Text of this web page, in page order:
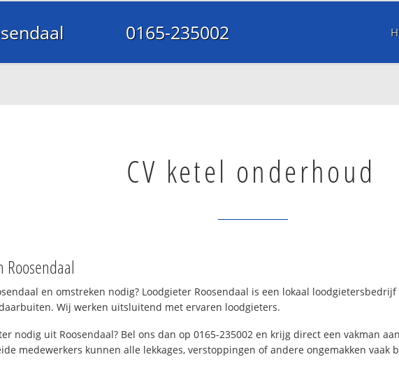
0165-235002
CV ketel onderhoud
Roosendaal
en omstreken nodig? Loodgieter Roosendaal is een lokaal
Wij werken uitsluitend met ervaren loodgieters.
nodig uit Roosendaal? Bel ons dan op 0165-235002 en krijg direct een vakman
medewerkers kunnen alle lekkages, verstoppingen of andere ongemakken